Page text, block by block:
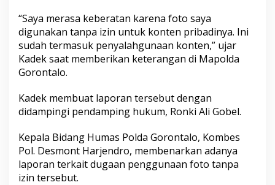
“Saya merasa keberatan karena foto saya
digunakan tanpa izin untuk konten pribadinya. Ini
sudah termasuk penyalahgunaan konten,” ujar
Kadek saat memberikan keterangan di Mapolda
Gorontalo.
Kadek membuat laporan tersebut dengan
didampingi pendamping hukum, Ronki Ali Gobel.
Kepala Bidang Humas Polda Gorontalo, Kombes
Pol. Desmont Harjendro, membenarkan adanya
laporan terkait dugaan penggunaan foto tanpa
izin tersebut.